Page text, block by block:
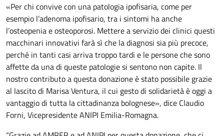
«Per chi convive con una patologia ipofisaria, come per
esempio l’adenoma ipofisario, tra i sintomi ha anche
l’osteopenia e osteoporosi. Mettere a servizio dei clinici questi
macchinari innovativi farà sì che la diagnosi sia più precoce,
perché in tanti casi arriva troppo tardi e le persone che sono
affette da una di queste patologie si sentono non capite. Il
nostro contributo a questa donazione è stato possibile grazie
al lascito di Marisa Ventura, il cui gesto di solidarietà è oggi a
vantaggio di tutta la cittadinanza bolognese», dice Claudio
Forni, Vicepresidente ANIPI Emilia-Romagna.